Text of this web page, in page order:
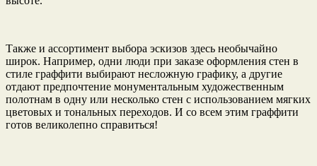
Также и ассортимент выбора эскизов здесь необычайно
широк. Например, одни люди при заказе оформления стен в
стиле граффити выбирают несложную графику, а другие
отдают предпочтение монументальным художественным
полотнам в одну или несколько стен с использованием мягких
цветовых и тональных переходов. И со всем этим граффити
готов великолепно справиться!